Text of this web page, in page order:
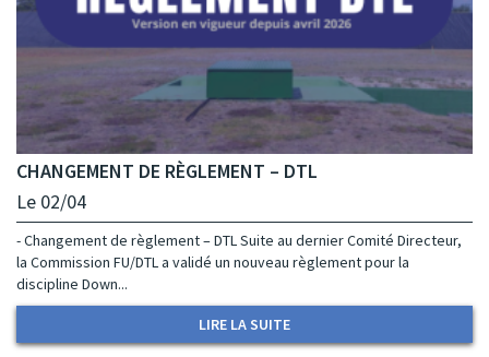
CHANGEMENT DE RÈGLEMENT – DTL
Le 02/04
- Changement de règlement – DTL Suite au dernier Comité Directeur,
la Commission FU/DTL a validé un nouveau règlement pour la
discipline Down...
LIRE LA SUITE